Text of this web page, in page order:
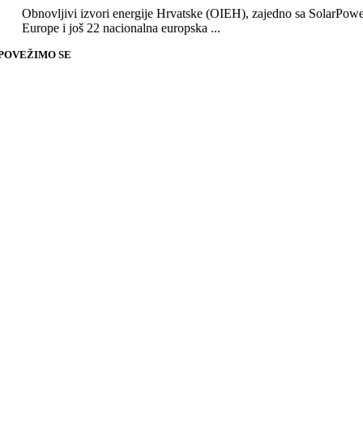
Obnovljivi izvori energije Hrvatske (OIEH), zajedno sa
Europe i još 22 nacionalna europska ...
SE